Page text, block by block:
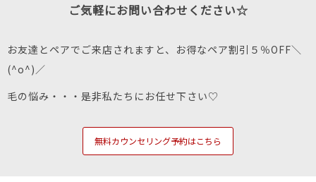
ご気軽にお問い合わせください☆
お友達とペアでご来店されますと、お得なペア割引５％OFF＼
(^o^)／
毛の悩み・・・是非私たちにお任せ下さい♡
無料カウンセリング予約はこちら